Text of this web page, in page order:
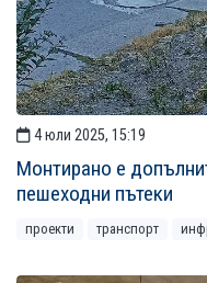
4 юли 2025, 15:19
Монтирано е
пешеходни пътеки
проекти транспорт